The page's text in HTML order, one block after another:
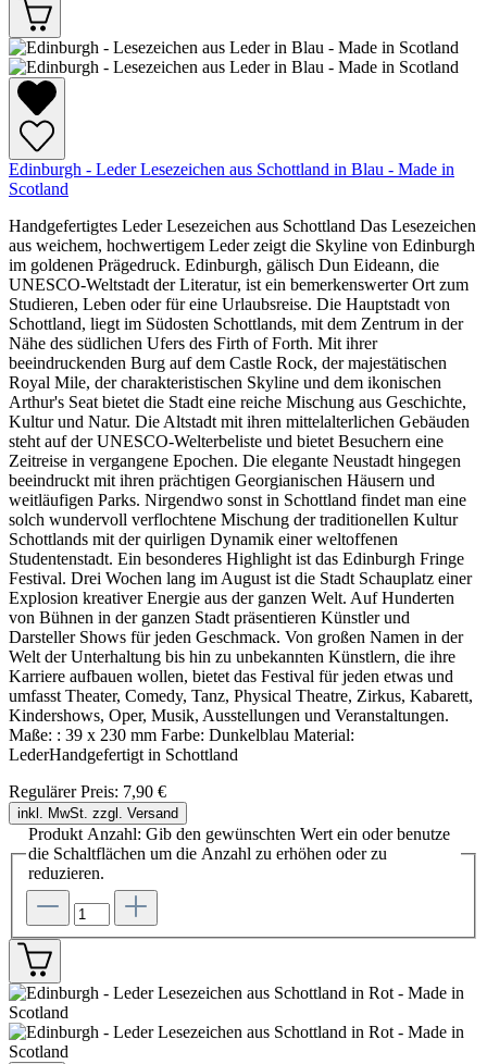
Edinburgh - Leder Lesezeichen aus Schottland in Blau - Made in
Scotland
Handgefertigtes Leder Lesezeichen aus Schottland Das Lesezeichen
aus weichem, hochwertigem Leder zeigt die Skyline von Edinburgh
im goldenen Prägedruck. Edinburgh, gälisch Dun Eideann, die
UNESCO-Weltstadt der Literatur, ist ein bemerkenswerter Ort zum
Studieren, Leben oder für eine Urlaubsreise. Die Hauptstadt von
Schottland, liegt im Südosten Schottlands, mit dem Zentrum in der
Nähe des südlichen Ufers des Firth of Forth. Mit ihrer
beeindruckenden Burg auf dem Castle Rock, der majestätischen
Royal Mile, der charakteristischen Skyline und dem ikonischen
Arthur's Seat bietet die Stadt eine reiche Mischung aus Geschichte,
Kultur und Natur. Die Altstadt mit ihren mittelalterlichen Gebäuden
steht auf der UNESCO-Welterbeliste und bietet Besuchern eine
Zeitreise in vergangene Epochen. Die elegante Neustadt hingegen
beeindruckt mit ihren prächtigen Georgianischen Häusern und
weitläufigen Parks. Nirgendwo sonst in Schottland findet man eine
solch wundervoll verflochtene Mischung der traditionellen Kultur
Schottlands mit der quirligen Dynamik einer weltoffenen
Studentenstadt. Ein besonderes Highlight ist das Edinburgh Fringe
Festival. Drei Wochen lang im August ist die Stadt Schauplatz einer
Explosion kreativer Energie aus der ganzen Welt. Auf Hunderten
von Bühnen in der ganzen Stadt präsentieren Künstler und
Darsteller Shows für jeden Geschmack. Von großen Namen in der
Welt der Unterhaltung bis hin zu unbekannten Künstlern, die ihre
Karriere aufbauen wollen, bietet das Festival für jeden etwas und
umfasst Theater, Comedy, Tanz, Physical Theatre, Zirkus, Kabarett,
Kindershows, Oper, Musik, Ausstellungen und Veranstaltungen.
Maße: : 39 x 230 mm Farbe: Dunkelblau Material:
LederHandgefertigt in Schottland
Regulärer Preis: 7,90 €
inkl. MwSt. zzgl. Versand
Produkt Anzahl: Gib den gewünschten Wert ein oder benutze
die Schaltflächen um die Anzahl zu erhöhen oder zu
reduzieren.